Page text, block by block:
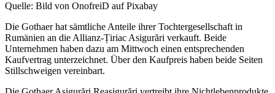
Quelle: Bild von OnofreiD auf Pixabay
Die Gothaer hat sämtliche Anteile ihrer Tochtergesellschaft in
Rumänien an die Allianz-Țiriac Asigurări verkauft. Beide
Unternehmen haben dazu am Mittwoch einen entsprechenden
Kaufvertrag unterzeichnet. Über den Kaufpreis haben beide Seiten
Stillschweigen vereinbart.